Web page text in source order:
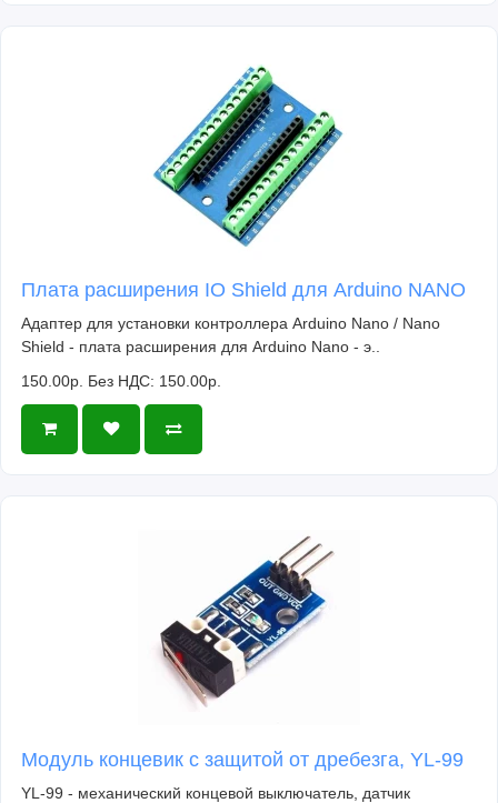
Плата расширения IO Shield для Arduino NANO
Адаптер для установки контроллера Arduino Nano / Nano
Shield - плата расширения для Arduino Nano - э..
150.00р. Без НДС: 150.00р.
Модуль концевик с защитой от дребезга, YL-99
YL-99 - механический концевой выключатель, датчик